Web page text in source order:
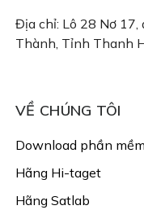
Địa chỉ: Lô 28 Nơ 17,
Thành, Tỉnh Thanh
VỀ CHÚNG TÔI
Download phần mềm
Hãng Hi-taget
Hãng Satlab